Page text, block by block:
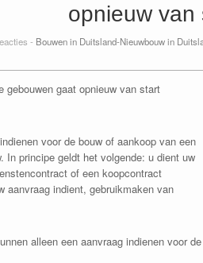
opnieuw van
- Bouwen in Duitsland-Nieuwbouw in
gebouwen gaat opnieuw van start
voor de bouw of aankoop van een
In principe geldt het volgende: u dient uw
of een koopcontract
aanvraag indient, gebruikmaken van
alleen een aanvraag indienen voor de